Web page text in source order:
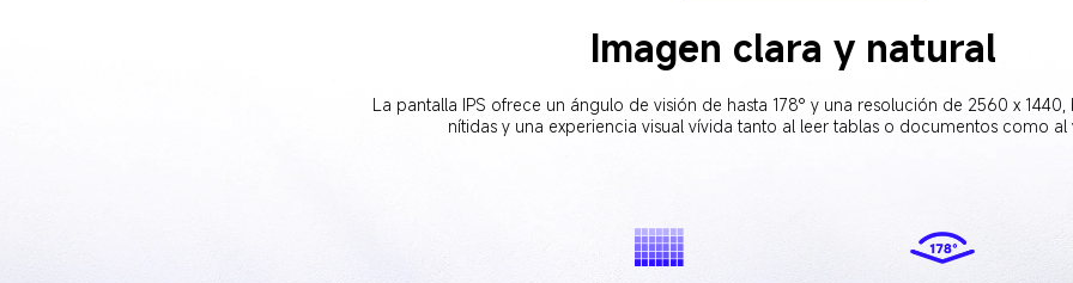
Imagen clara y natural
La pantalla IPS ofrece un ángulo de visión de hasta 178° y una resolución de 2560 x
nítidas y una experiencia visual vívida tanto al leer tablas o documentos como